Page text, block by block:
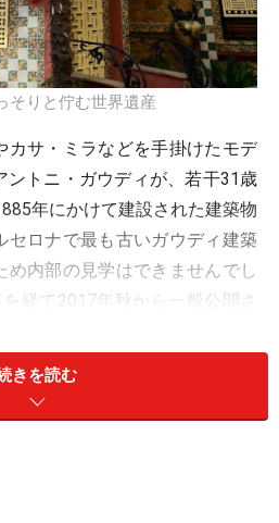
そりと佇む世界遺産
カサ・ミラなどを手掛けたモデ
ントニ・ガウディが、若干31歳
年にかけて建設された建築物
セロナで最も古いガウディ建築
め内部の見学はできませんでし
経て2017年秋から一般公開さ
ため、他のガウディの建築物と
きを読む